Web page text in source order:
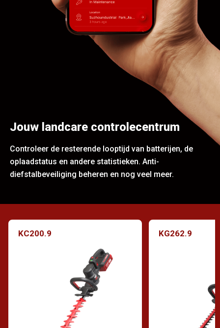
Jouw landcare controlecentrum
Controleer de resterende looptijd van batterijen, de
oplaadstatus en andere statistieken. Anti-
diefstalbeveiliging beheren en nog veel meer.
KC200.9 KG262.9